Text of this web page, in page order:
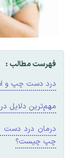
فهرست مطالب :
درد دست چپ و
مهم‌ترین
درمان درد
چپ چیست؟